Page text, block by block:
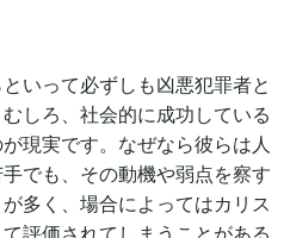
いって必ずしも凶悪犯罪者と
しろ、社会的に成功している
現実です。なぜなら彼らは人
でも、その動機や弱点を察す
多く、場合によってはカリス
評価されてしまうことがある